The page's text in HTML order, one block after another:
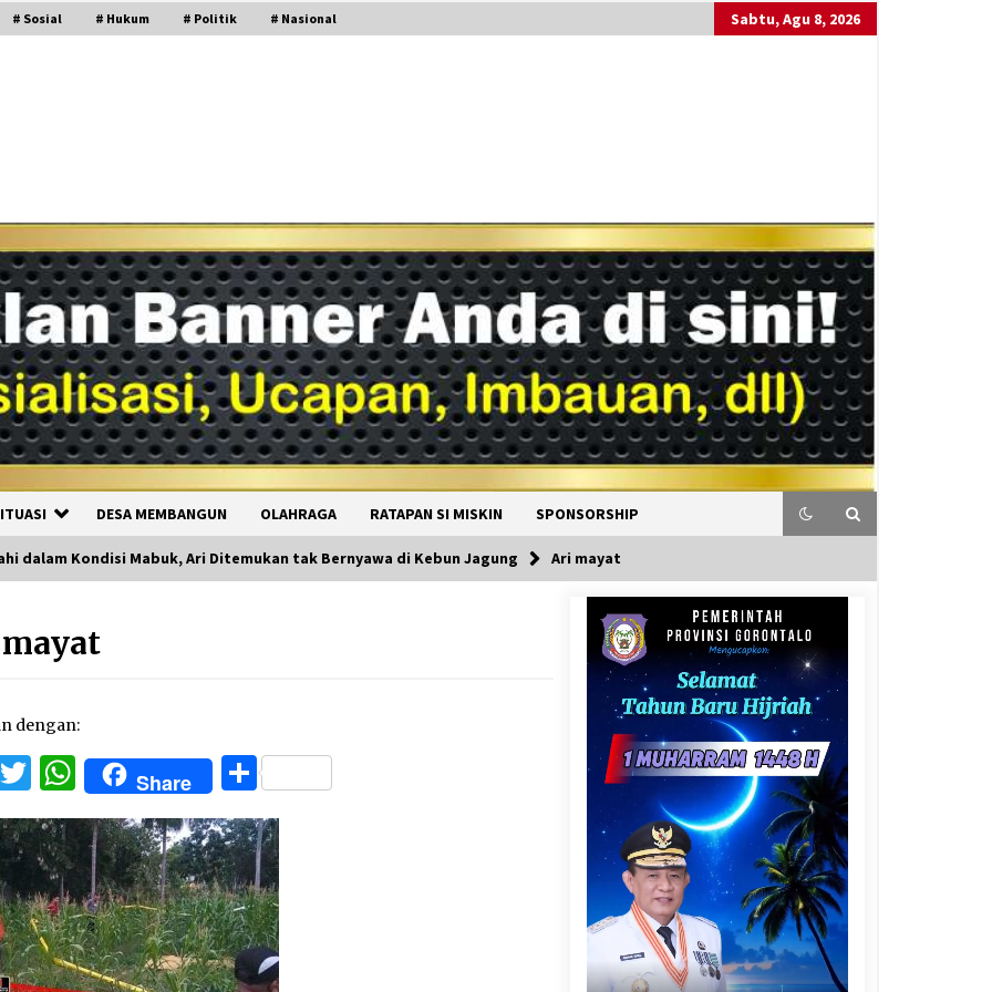
# Sosial # Hukum # Politik # Nasional Sabtu, Agu 8, 2026
DESA MEMBANGUN OLAHRAGA RATAPAN SI MISKIN SPONSORSHIP
dalam Kondisi Mabuk, Ari Ditemukan tak Bernyawa di Kebun Jagung Ari mayat
dengan:
Twitter
WhatsApp
Share Share